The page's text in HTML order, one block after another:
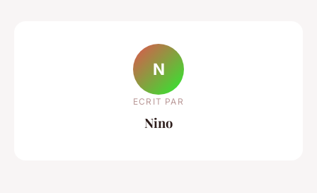
N
ECRIT PAR
Nino